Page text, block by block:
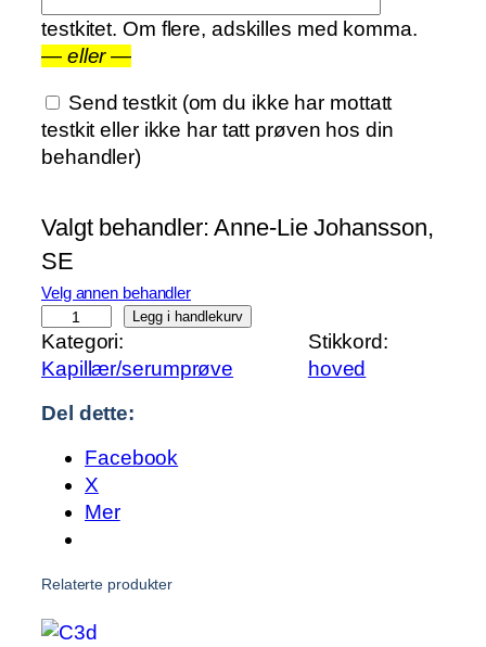
testkitet. Om flere, adskilles med komma.
— eller—
Send testkit (om du ikke har mottatt
testkit eller ikke har tatt prøven hos din
behandler)
Valgt behandler:Anne-Lie Johansson,
SE
Velg annen behandler
e
t
s
n
t
Legg i handlekurv
Kategori:
Kapillær/serumprøve
Stikkord:
hoved
Del dette:
Facebook
X
Mer
Relaterte produkter